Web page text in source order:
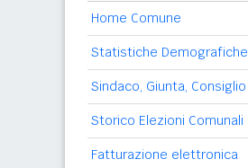
Home Comune
Statistiche Demografiche
Sindaco, Giunta, Consiglio
Storico Elezioni Comunali
Fatturazione elettronica